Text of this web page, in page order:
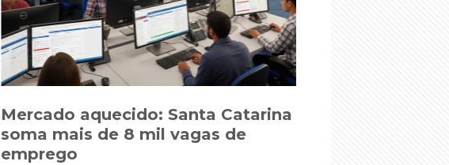
Mercado aquecido: Santa Catarina
soma mais de 8 mil vagas de
emprego